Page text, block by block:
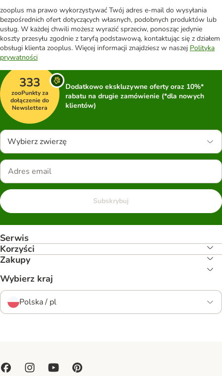
zooplus ma prawo wykorzystywać Twój adres e-mail do wysyłania
bezpośrednich ofert dotyczących własnych, podobnych produktów lub
usług. W każdej chwili możesz wyrazić sprzeciw, ponosząc jedynie
koszty przesyłu zgodnie z taryfą podstawową, kontaktując się z działem
obsługi klienta zooplus. Więcej informacji znajdziesz w naszej Polityka
prywatności
333
zooPunkty za
dołączenie do
Newslettera
Dodatkowo ekskluzywne oferty oraz 10%*
rabatu na drugie zamówienie (*dla nowych
klientów)
Wybierz zwierzę
Subskrybuj
Serwis
Korzyści
Zakupy
Wybierz kraj
Polska / pl